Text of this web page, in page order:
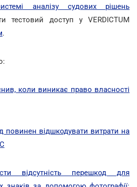
аналізу судових рішень
тестовий доступ у VERDICTUM
.
коли виникає право власності
повинен відшкодувати витрати на
відсутність перешкод для